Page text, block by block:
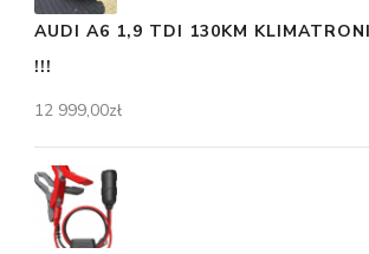
AUDI A6 1,9 TDI 130KM
!!!
12 999,00zł